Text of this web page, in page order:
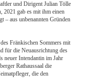
und Dirigent Julian Tölle
2021 gab es mit ihm einen
– aus unbenannten Gründen
Fränkischen Sommers mit
für die Neuausrichtung des
neuer Intendantin im Jahr
Rathaussaal die
die den